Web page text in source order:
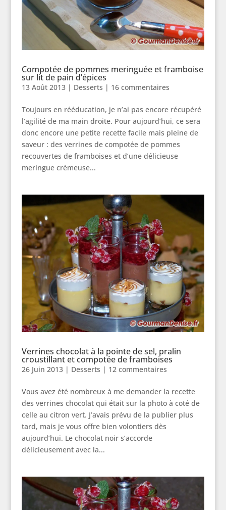
Compotée de pommes meringuée et framboise
sur lit de pain d’épices
13 Août 2013| Desserts | 16 commentaires
Toujours en rééducation, je n’ai pas encore récupéré
l’agilité de ma main droite. Pour aujourd’hui, ce sera
donc encore une petite recette facile mais pleine de
saveur : des verrines de compotée de pommes
recouvertes de framboises et d’une délicieuse
meringue crémeuse...
Verrines chocolat à la pointe de sel, pralin
croustillant et compotée de framboises
26 Juin 2013| Desserts | 12 commentaires
Vous avez été nombreux à me demander la recette
des verrines chocolat qui était sur la photo à coté de
celle au citron vert. J’avais prévu de la publier plus
tard, mais je vous offre bien volontiers dès
aujourd’hui. Le chocolat noir s’accorde
délicieusement avec la...